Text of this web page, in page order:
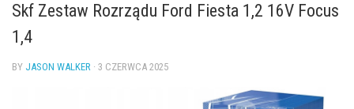
Skf Zestaw Rozrządu Ford Fiesta 1,2 16V Focus
1,4
BY JASON WALKER · 3 CZERWCA 2025